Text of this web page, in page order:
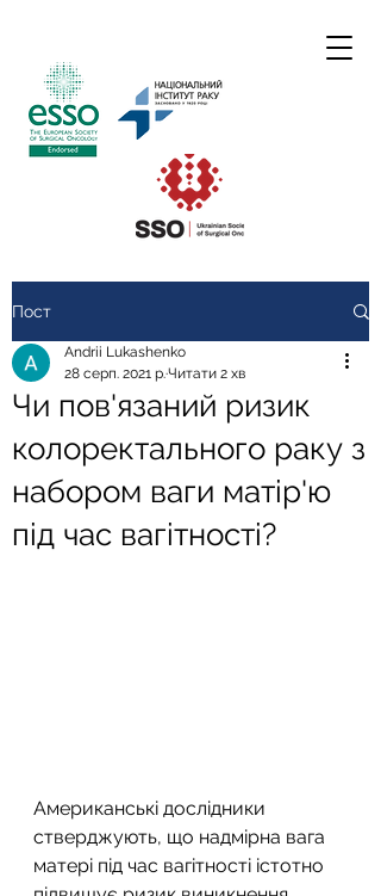
Пост
Чи пов'язаний ризик
колоректального раку з
набором ваги матір'ю
під час вагітності?
Andrii Lukashenko
28 серп. 2021 р.Читати 2 хв
Американські дослідники
стверджують, що надмірна вага
матері під час вагітності істотно